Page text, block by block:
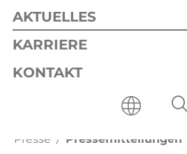
AKTUELLES
KARRIERE
KONTAKT
Presse Pressemitteilungen